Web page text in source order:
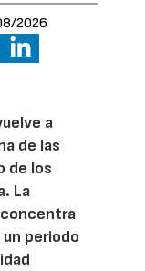
2026
a
de las
de los
La
concentra
periodo